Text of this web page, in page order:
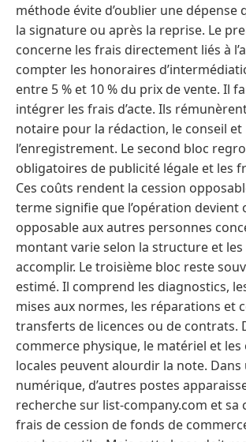
méthode évite d’oublier une dépense
la signature ou après la reprise. Le
concerne les frais directement liés à
compter les honoraires
entre 5 % et 10 % du prix de vente. Il
intégrer les frais d’acte. Ils
notaire pour la rédaction, le conseil et
l’enregistrement. Le second bloc
obligatoires de publicité légale et les
Ces coûts rendent la cession
terme signifie que l’opération devient
opposable aux autres personnes
montant varie selon la structure et
accomplir. Le troisième bloc reste
estimé. Il comprend les diagnostics,
mises aux normes, les réparations et
transferts de licences ou de contrats.
commerce physique, le matériel et
locales peuvent alourdir la note. Dans
numérique, d’autres postes
recherche sur list-company.com et sa
frais de cession de fonds de